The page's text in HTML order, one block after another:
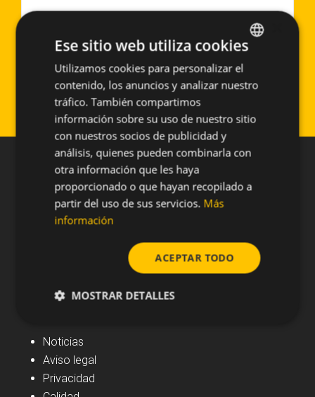
Localización:
Concepción (Chile)
Año de Ejecución:2009
Superficie aproximada:1200 m2
Sistema empleado: PF-ALU/PL
Noticias
Aviso legal
Privacidad
SPANISH
ENGLISH
Ese sitio web utiliza cookies
Utilizamos cookies para personalizar el
contenido, los anuncios y analizar nuestro
tráfico. También compartimos
información sobre su uso de nuestro sitio
con nuestros socios de publicidad y
análisis, quienes pueden combinarla con
otra información que les haya
proporcionado o que hayan recopilado a
partir del uso de sus servicios. Más
información
ACEPTAR TODO
MOSTRAR DETALLES